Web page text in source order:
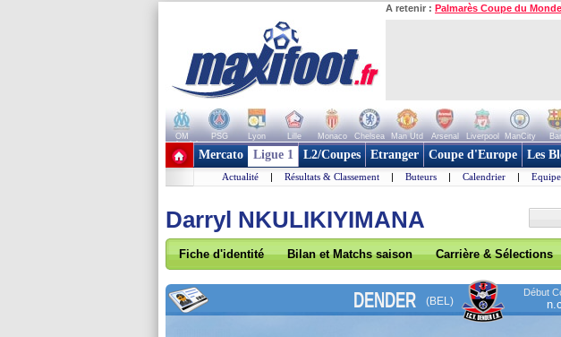
A retenir : Palmarès Coupe du Monde
OM PSG Lyon Lille Monaco Chelsea Man Utd Arsenal Liverpool ManCity
+ de clubs
Mercato Ligue 1 L2/Coupes Etranger Coupe d'Europe Les
Actualité | Résultats & Classement | Buteurs | Calendrier |
Darryl NKULIKIYIMANA
Fiche d'identité Bilan et Matchs saison Carrière & Sélections
DENDER (BEL)
Début